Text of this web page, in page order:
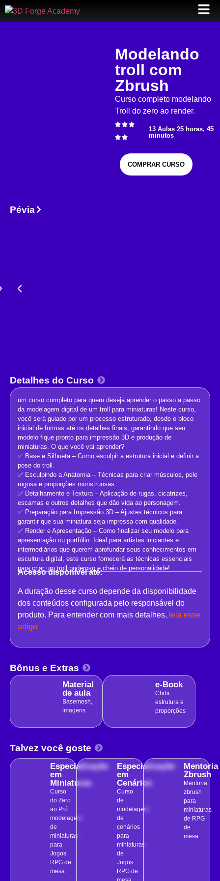
Modelando
troll com
Zbrush
Curso completo modelando
Troll do zero ao render.
13 Aulas 25 horas, 45
minutos
COMPRAR CURSO
Pévia
Detalhes do Curso
um curso completo para quem deseja aprender o passo a passo
da modelagem digital de um troll para miniaturas! Neste curso,
você será guiado por um processo estruturado, desde o bloco
inicial de formas até os detalhes finais, garantindo que seu
modelo fique pronto para impressão 3D e produção de
miniaturas. O que você vai aprender?
✅ Base e Silhueta – Como esculpir a estrutura inicial e definir a
pose do troll.
✅ Esculpindo a Anatomia – Técnicas para criar músculos, pele
rugosa e proporções monstruosas.
✅ Detalhamento e Textura – Aplicação de rugas, cicatrizes,
escamas e outros detalhes que dão vida ao personagem.
✅ Preparação para Impressão 3D – Ajustes técnicos para
garantir que sua miniatura seja impressa com qualidade.
✅ Render e Apresentação – Como finalizar seu modelo para
apresentação ou portfólio. Ideal para artistas iniciantes e
intermediários que querem aprofundar seus conhecimentos em
escultura digital, este curso fornecerá as técnicas essenciais
para criar um troll poderoso e cheio de personalidade!
Acesso disponível até:
A duração desse curso depende da disponibilidade
dos conteúdos configurada pelo responsável do
produto. Para entender com mais detalhes, leia esse
artigo
Bônus e Extras
Material
de aula
Basemesh,
imagens
e-Book
Chibi
estrutura e
proporções
Talvez você goste
Especialização
em
Miniaturas
Curso
do Zero
ao Pró
modelagem
de
miniaturas
para
Jogos
RPG de
mesa
Especialização
em
Cenários
Curso
de
modelagem
de
cenários
para
miniaturas
de
Jogos
RPG de
Mentoria
Zbrush
Mentoria
zbrush
para
miniaturas
de RPG
de
mesa.